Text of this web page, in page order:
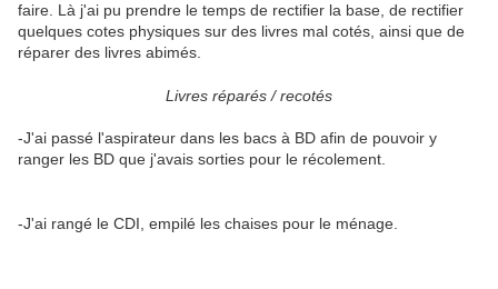
faire. Là j'ai pu prendre le temps de rectifier la base, de rectifier
quelques cotes physiques sur des livres mal cotés, ainsi que de
réparer des livres abimés.
Livres réparés / recotés
-J'ai passé l'aspirateur dans les bacs à BD afin de pouvoir y
ranger les BD que j'avais sorties pour le récolement.
-J'ai rangé le CDI, empilé les chaises pour le ménage.